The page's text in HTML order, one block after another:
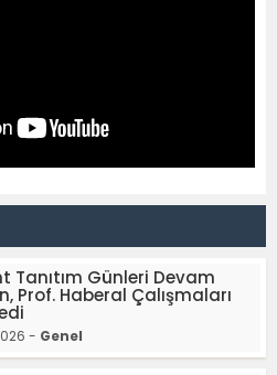
Tanıtım Günleri Devam
Prof. Haberal Çalışmaları
- Genel